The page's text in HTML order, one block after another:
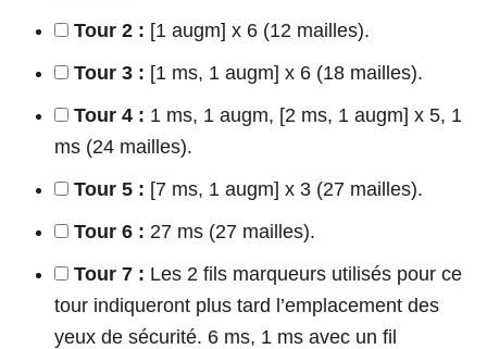
Tour 2 : [1 augm] x 6 (12 mailles).
Tour 3 : [1 ms, 1 augm] x 6 (18 mailles).
Tour 4 : 1 ms, 1 augm, [2 ms, 1 augm] x 5, 1
ms (24 mailles).
Tour 5 : [7 ms, 1 augm] x 3 (27 mailles).
Tour 6 : 27 ms (27 mailles).
Tour 7 : Les 2 fils marqueurs utilisés pour ce
tour indiqueront plus tard l’emplacement des
yeux de sécurité. 6 ms, 1 ms avec un fil